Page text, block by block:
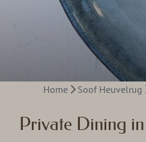
Home Soof Heuvelrug
Private Dining